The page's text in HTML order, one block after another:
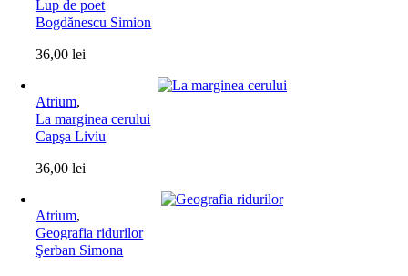
Lup de poet
Bogdănescu Simion
36,00lei
Atrium,
La marginea cerului
Capşa Liviu
36,00lei
Atrium,
Geografia ridurilor
Şerban Simona